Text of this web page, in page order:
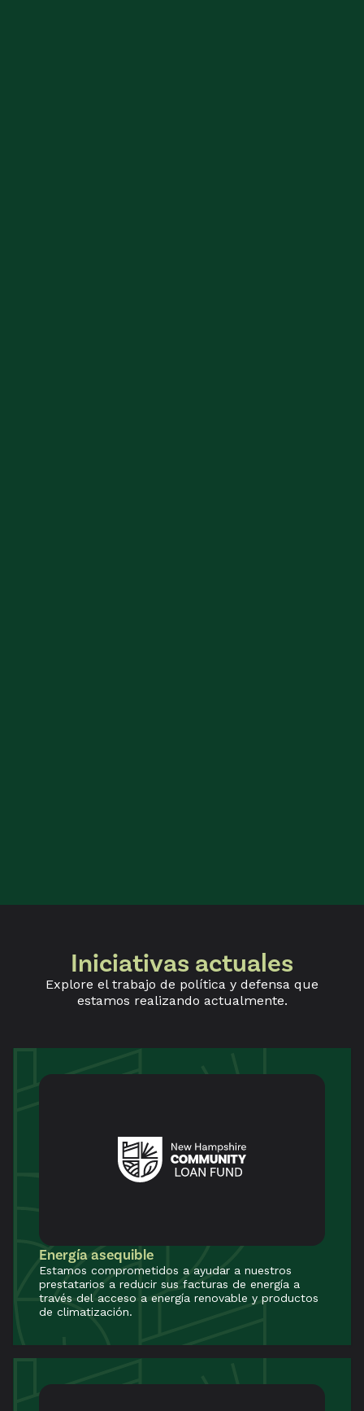
Iniciativas actuales
Explore el trabajo de política y defensa que
estamos realizando actualmente.
Energía asequible
Estamos comprometidos a ayudar a nuestros
prestatarios a reducir sus facturas de energía a
través del acceso a energía renovable y productos
de climatización.